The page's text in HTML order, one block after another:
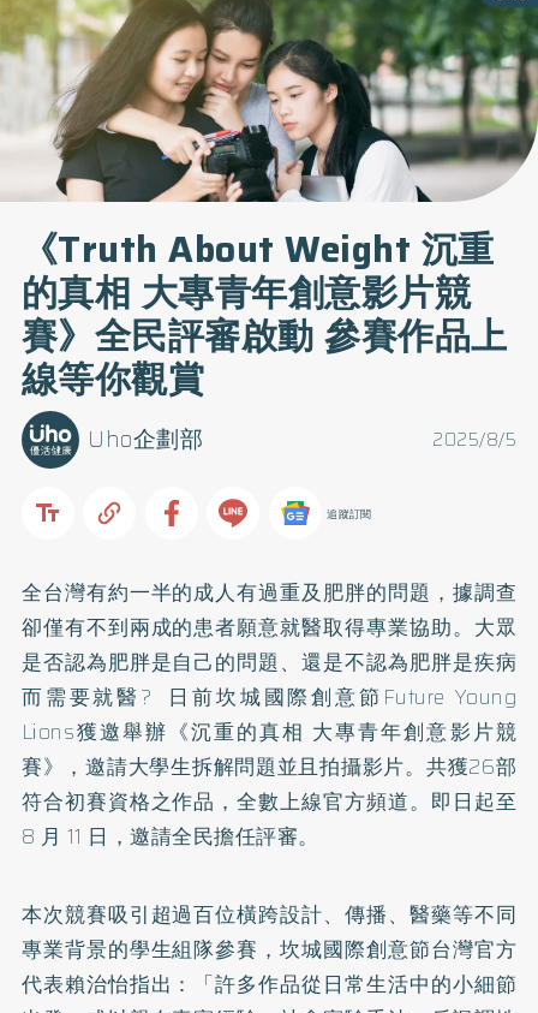
《Truth About Weight 沉重
的真相 大專青年創意影片競
賽》全民評審啟動 參賽作品上
線等你觀賞
2025/8/5
Uho企劃部
追蹤訂閱
全台灣有約一半的成人有過重及肥胖的問題，據調查
卻僅有不到兩成的患者願意就醫取得專業協助。大眾
是否認為肥胖是自己的問題、還是不認為肥胖是疾病
而需要就醫? 日前坎城國際創意節Future Young
Lions獲邀舉辦《沉重的真相 大專青年創意影片競
賽》，邀請大學生拆解問題並且拍攝影片。共獲26部
符合初賽資格之作品，全數上線官方頻道。即日起至
8 月 11 日，邀請全民擔任評審。
本次競賽吸引超過百位橫跨設計、傳播、醫藥等不同
專業背景的學生組隊參賽，坎城國際創意節台灣官方
代表賴治怡指出：「許多作品從日常生活中的小細節